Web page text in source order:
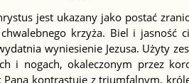
jest ukazany jako postać
krzyża. Biel i jasność
wyniesienie Jezusa. Użyty
i nogach, okaleczonym przez
Pana kontrastuje z triumfalnym,